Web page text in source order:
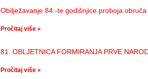
Obilježavanje 84.-te godišnjice proboja
Pročitaj više »
81. OBLJETNICA FORMIRANJA PRVE
Pročitaj više »